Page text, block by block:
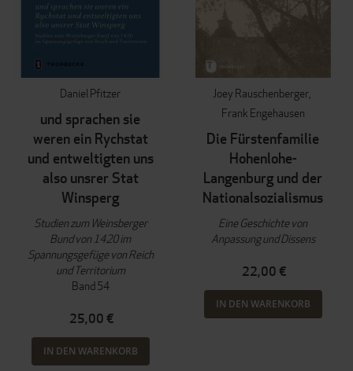
Daniel Pfitzer
und sprachen sie
weren ein Rychstat
und entweltigten uns
also unsrer Stat
Winsperg
Studien zum Weinsberger
Bund von 1420 im
Spannungsgefüge von Reich
und Territorium
Band 54
25,00 €
IN DEN WARENKORB
Joey Rauschenberger
Frank Engehausen
Die Fürstenfamilie
Hohenlohe-
Langenburg und der
Nationalsozialismus
Eine Geschichte von
Anpassung und Dissens
22,00 €
IN DEN WARENKORB